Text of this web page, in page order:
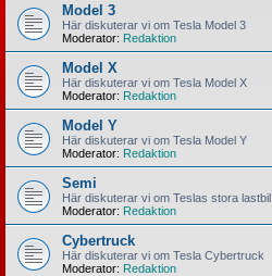
Model 3
Här diskuterar vi om Tesla Model 3
Moderator: Redaktion
Model X
Här diskuterar vi om Tesla Model X
Moderator: Redaktion
Model Y
Här diskuterar vi om Tesla Model Y
Moderator: Redaktion
Semi
Här diskuterar vi om Teslas stora lastbil
Moderator: Redaktion
Cybertruck
Här diskuterar vi om Tesla Cybertruck
Moderator: Redaktion